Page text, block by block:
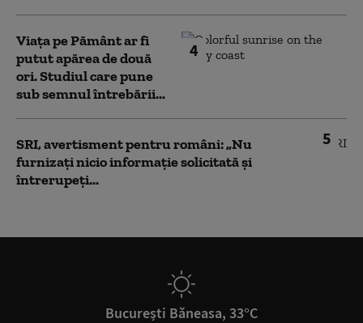
4
Viața pe Pământ ar fi
putut apărea de două
ori. Studiul care pune
sub semnul întrebării...
5
SRI, avertisment pentru români: „Nu
furnizați nicio informație solicitată și
întrerupeți...
București Băneasa, 33°C